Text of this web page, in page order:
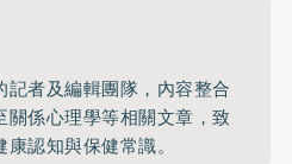
記者及編輯團隊，內容整合
係心理學等相關文章，致
認知與保健常識。